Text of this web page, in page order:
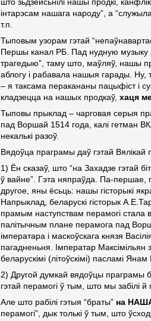
інтарэсам нашага народу”, а
т.п.
Тыповым узорам гэтай
Першы канал РБ. Пад нудную музыку
трагедыю”, таму што, маўляў, нашы
аблогу і рабавала нашыя гарады. Ну,
– я таксама перакананы пацыфіст і
кладзецца на нашых продкаў,хаця
Тыповы прыклад – чарговая серыя
пад Воршай 1514 года, калі гетман
некалькі разоў.
Вядоўца праграмы даў гэтай
1) Ён сказаў, што “на Захадзе гэтай
ў вайне”. Гэта няпраўда. Па-першае,
другое, яны ёсьць: нашы гісторыкі
Напрыклад, беларускі гісторык
прамым наступствам перамогі стала
палітычным плане перамога пад
імператара і маскоўскага князя
пагадненьня. Імператар
беларускімі (літоўскімі) пасламі
2) Другой думкай вядоўцы праграмы
гэтай перамогі ў тым, што мы забілі й
Але што рабілі гэтыя “браты” на
перамогі”, дык толькі ў тым, што